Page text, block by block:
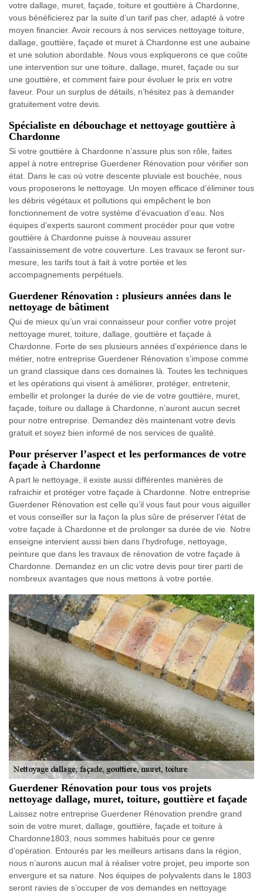
votre dallage, muret, façade, toiture et gouttière à Chardonne,
vous bénéficierez par la suite d’un tarif pas cher, adapté à votre
moyen financier. Avoir recours à nos services nettoyage toiture,
dallage, gouttière, façade et muret à Chardonne est une aubaine
et une solution abordable. Nous vous expliquerons ce que coûte
une intervention sur une toiture, dallage, muret, façade ou sur
une gouttière, et comment faire pour évoluer le prix en votre
faveur. Pour un surplus de détails, n’hésitez pas à demander
gratuitement votre devis.
Spécialiste en débouchage et nettoyage gouttière à
Chardonne
Si votre gouttière à Chardonne n’assure plus son rôle, faites
appel à notre entreprise Guerdener Rénovation pour vérifier son
état. Dans le cas où votre descente pluviale est bouchée, nous
vous proposerons le nettoyage. Un moyen efficace d’éliminer tous
les débris végétaux et pollutions qui empêchent le bon
fonctionnement de votre système d’évacuation d’eau. Nos
équipes d’experts sauront comment procéder pour que votre
gouttière à Chardonne puisse à nouveau assurer
l’assainissement de votre couverture. Les travaux se feront sur-
mesure, les tarifs tout à fait à votre portée et les
accompagnements perpétuels.
Guerdener Rénovation : plusieurs années dans le
nettoyage de bâtiment
Qui de mieux qu’un vrai connaisseur pour confier votre projet
nettoyage muret, toiture, dallage, gouttière et façade à
Chardonne. Forte de ses plusieurs années d’expérience dans le
métier, notre entreprise Guerdener Rénovation s’impose comme
un grand classique dans ces domaines là. Toutes les techniques
et les opérations qui visent à améliorer, protéger, entretenir,
embellir et prolonger la durée de vie de votre gouttière, muret,
façade, toiture ou dallage à Chardonne, n’auront aucun secret
pour notre entreprise. Demandez dès maintenant votre devis
gratuit et soyez bien informé de nos services de qualité.
Pour préserver l’aspect et les performances de votre
façade à Chardonne
A part le nettoyage, il existe aussi différentes manières de
rafraichir et protéger votre façade à Chardonne. Notre entreprise
Guerdener Rénovation est celle qu’il vous faut pour vous aiguiller
et vous conseiller sur la façon la plus sûre de préserver l’état de
votre façade à Chardonne et de prolonger sa durée de vie. Notre
enseigne intervient aussi bien dans l’hydrofuge, nettoyage,
peinture que dans les travaux de rénovation de votre façade à
Chardonne. Demandez en un clic votre devis pour tirer parti de
nombreux avantages que nous mettons à votre portée.
Guerdener Rénovation pour tous vos projets
nettoyage dallage, muret, toiture, gouttière et façade
Laissez notre entreprise Guerdener Rénovation prendre grand
soin de votre muret, dallage, gouttière, façade et toiture à
Chardonne1803, nous sommes habitués pour ce genre
d’opération. Entourés par les meilleurs artisans dans la région,
nous n’aurons aucun mal à réaliser votre projet, peu importe son
envergure et sa nature. Nos équipes de polyvalents dans le 1803
seront ravies de s’occuper de vos demandes en nettoyage